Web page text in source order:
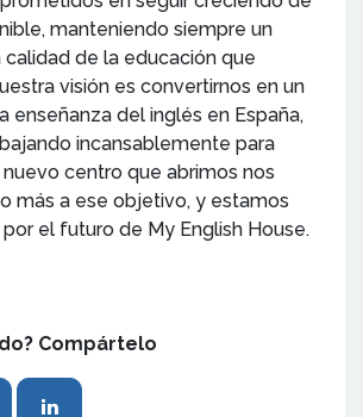
manteniendo siempre un
de la educación que
visión es convertirnos en un
enseñanza del inglés en España,
incansablemente para
centro que abrimos nos
más a ese objetivo, y estamos
el futuro de My English House.
Compártelo